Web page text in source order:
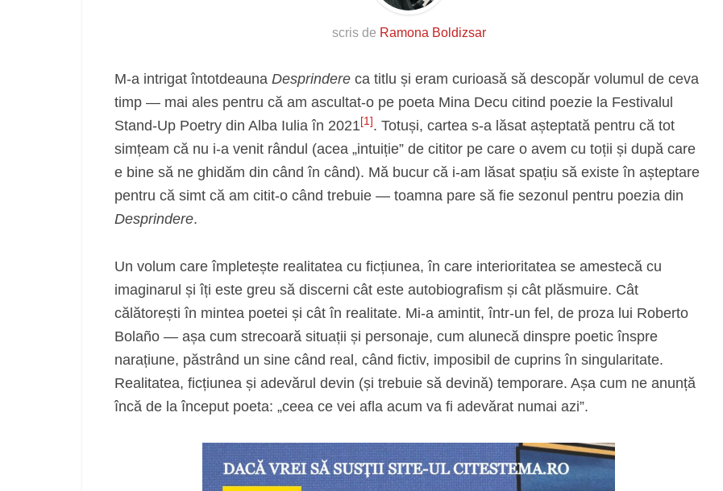
scris de Ramona Boldizsar
M-a intrigat întotdeauna Desprindere ca titlu și eram curioasă să descopăr volumul de ceva
timp — mai ales pentru că am ascultat-o pe poeta Mina Decu citind poezie la Festivalul
Stand-Up Poetry din Alba Iulia în 2021[1]. Totuși, cartea s-a lăsat așteptată pentru că tot
simțeam că nu i-a venit rândul (acea „intuiție” de cititor pe care o avem cu toții și după care
e bine să ne ghidăm din când în când). Mă bucur că i-am lăsat spațiu să existe în așteptare
pentru că simt că am citit-o când trebuie — toamna pare să fie sezonul pentru poezia din
Desprindere.
Un volum care împletește realitatea cu ficțiunea, în care interioritatea se amestecă cu
imaginarul și îți este greu să discerni cât este autobiografism și cât plăsmuire. Cât
călătorești în mintea poetei și cât în realitate. Mi-a amintit, într-un fel, de proza lui Roberto
Bolaño — așa cum strecoară situații și personaje, cum alunecă dinspre poetic înspre
narațiune, păstrând un sine când real, când fictiv, imposibil de cuprins în singularitate.
Realitatea, ficțiunea și adevărul devin (și trebuie să devină) temporare. Așa cum ne anunță
încă de la început poeta: „ceea ce vei afla acum va fi adevărat numai azi”.